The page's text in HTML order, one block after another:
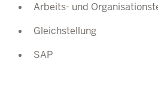
Arbeits- und
Gleichstellung
SAP